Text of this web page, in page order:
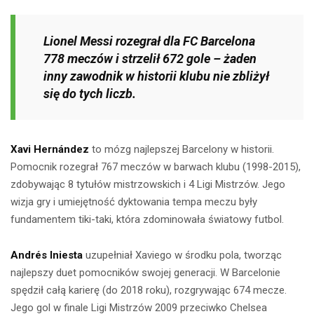
Lionel Messi rozegrał dla FC Barcelona
778 meczów i strzelił 672 gole – żaden
inny zawodnik w historii klubu nie zbliżył
się do tych liczb.
Xavi Hernández to mózg najlepszej Barcelony w historii.
Pomocnik rozegrał 767 meczów w barwach klubu (1998-2015),
zdobywając 8 tytułów mistrzowskich i 4 Ligi Mistrzów. Jego
wizja gry i umiejętność dyktowania tempa meczu były
fundamentem tiki-taki, która zdominowała światowy futbol.
Andrés Iniesta uzupełniał Xaviego w środku pola, tworząc
najlepszy duet pomocników swojej generacji. W Barcelonie
spędził całą karierę (do 2018 roku), rozgrywając 674 mecze.
Jego gol w finale Ligi Mistrzów 2009 przeciwko Chelsea